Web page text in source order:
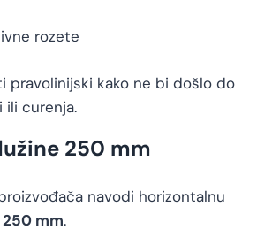
rozete
pravolinijski kako ne bi došlo do
ili curenja.
250 mm
navodi horizontalnu
250 mm.